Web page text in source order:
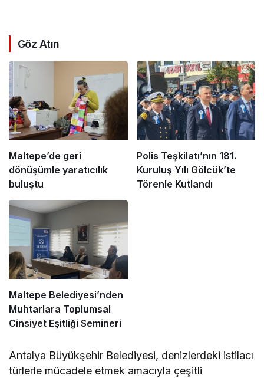
Göz Atın
Maltepe’de geri
dönüşümle yaratıcılık
buluştu
Polis Teşkilatı’nın 181.
Kuruluş Yılı Gölcük’te
Törenle Kutlandı
Maltepe Belediyesi’nden
Muhtarlara Toplumsal
Cinsiyet Eşitliği Semineri
Antalya Büyükşehir Belediyesi, denizlerdeki istilacı
türlerle mücadele etmek amacıyla çeşitli